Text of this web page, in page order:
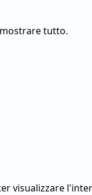
tutto.
visualizzare